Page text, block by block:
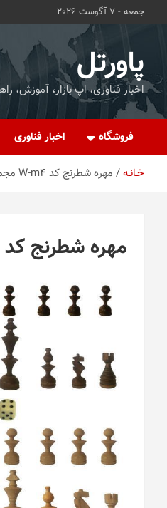
جمعه - 7 آگوست 2026
پاورتل
اخبار فناوری، اپ بازار، آموزش،
فروشگاه اخبار فناوری
خـانـه مهره شطرنج کد W-m4 مجموعه 32 عددی به همراه دو عدد تاس
مهره شطرنج کد W-m4 مجموعه 32 عددی به همراه دو عدد تاس